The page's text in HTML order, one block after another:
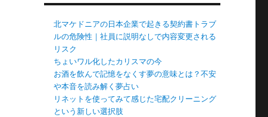
北マケドニアの日本企業で起きる契約書トラブ
ルの危険性｜社員に説明なしで内容変更される
リスク
ちょいワル化したカリスマの今
お酒を飲んで記憶をなくす夢の意味とは？不安
や本音を読み解く夢占い
リネットを使ってみて感じた宅配クリーニング
という新しい選択肢